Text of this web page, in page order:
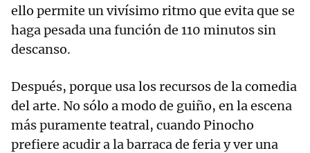
ello permite un vivísimo ritmo que evita que se
haga pesada una función de 110 minutos sin
descanso.
Después, porque usa los recursos de la comedia
del arte. No sólo a modo de guiño, en la escena
más puramente teatral, cuando Pinocho
prefiere acudir a la barraca de feria y ver una